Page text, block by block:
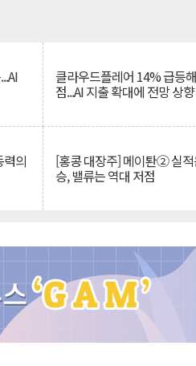
클라우드플레어 14% 급등
점...AI 지출 확대에 전망 상향
의 [홍콩 대장주] 메이퇀② 실
승, 밸류는 역대 저점